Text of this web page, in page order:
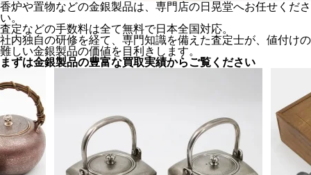
香炉や置物などの金銀製品は、専門店の日晃堂へお任せくださ
い。
査定などの手数料は全て無料で日本全国対応。
社内独自の研修を経て、専門知識を備えた査定士が、値付けの
難しい金銀製品の価値を目利きします。
まずは金銀製品の豊富な買取実績からご覧ください